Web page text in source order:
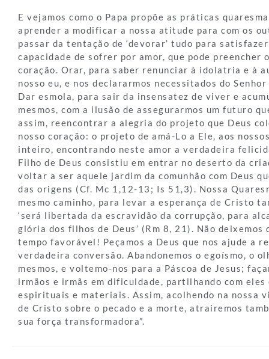
E vejamos como o Papa propõe as práticas
aprender a modificar a nossa atitude para com os
passar da tentação de ‘devorar’ tudo para
capacidade de sofrer por amor, que pode preencher
coração. Orar, para saber renunciar à idolatria e à
nosso eu, e nos declararmos necessitados do
Dar esmola, para sair da insensatez de viver e
mesmos, com a ilusão de assegurarmos um futuro
assim, reencontrar a alegria do projeto que Deus
nosso coração: o projeto de amá-Lo a Ele, aos
inteiro, encontrando neste amor a verdadeira
Filho de Deus consistiu em entrar no deserto da
voltar a ser aquele jardim da comunhão com Deus
das origens (Cf. Mc 1,12-13; Is 51,3). Nossa
mesmo caminho, para levar a esperança de Cristo
‘será libertada da escravidão da corrupção, para
glória dos filhos de Deus’ (Rm 8, 21). Não deixemos
tempo favorável! Peçamos a Deus que nos ajude a
verdadeira conversão. Abandonemos o egoísmo, o
mesmos, e voltemo-nos para a Páscoa de Jesus;
irmãos e irmãs em dificuldade, partilhando com eles
espirituais e materiais. Assim, acolhendo na nossa
de Cristo sobre o pecado e a morte, atrairemos
sua força transformadora”.